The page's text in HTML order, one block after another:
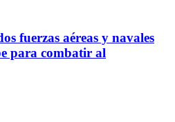
fuerzas aéreas y navales
para combatir al